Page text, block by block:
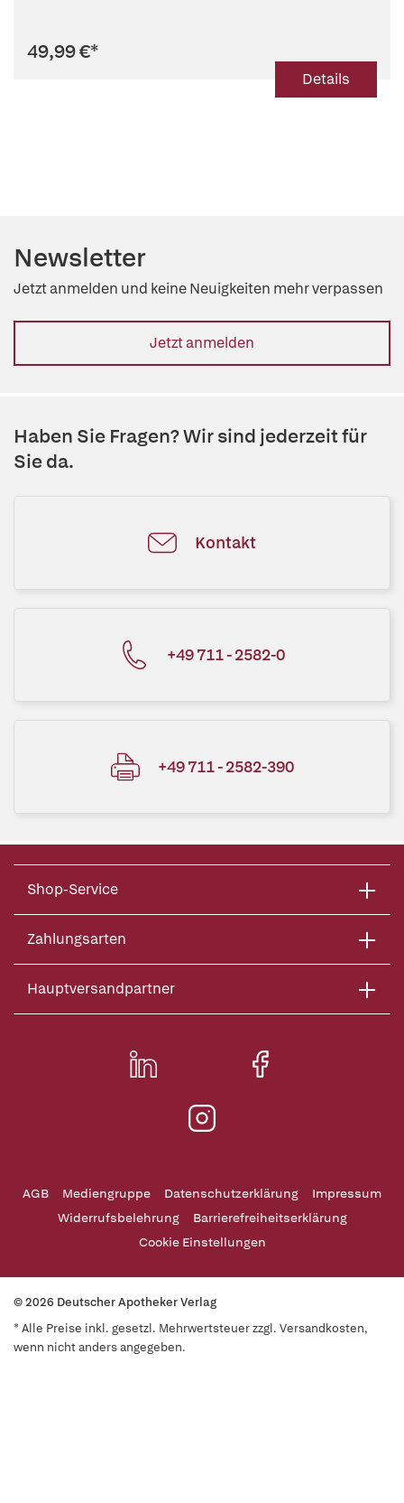
49,99 €*
Details
Newsletter
Jetzt anmelden und keine Neuigkeiten mehr verpassen
Jetzt anmelden
Haben Sie Fragen? Wir sind jederzeit für
Sie da.
Kontakt
+49 711 - 2582-0
+49 711 - 2582-390
Shop-Service
Zahlungsarten
Hauptversandpartner
AGB Mediengruppe Datenschutzerklärung
Impressum
Widerrufsbelehrung
Barrierefreiheitserklärung
Cookie Einstellungen
© 2026 Deutscher Apotheker Verlag
* Alle Preise inkl. gesetzl. Mehrwertsteuer zzgl. Versandkosten,
wenn nicht anders angegeben.